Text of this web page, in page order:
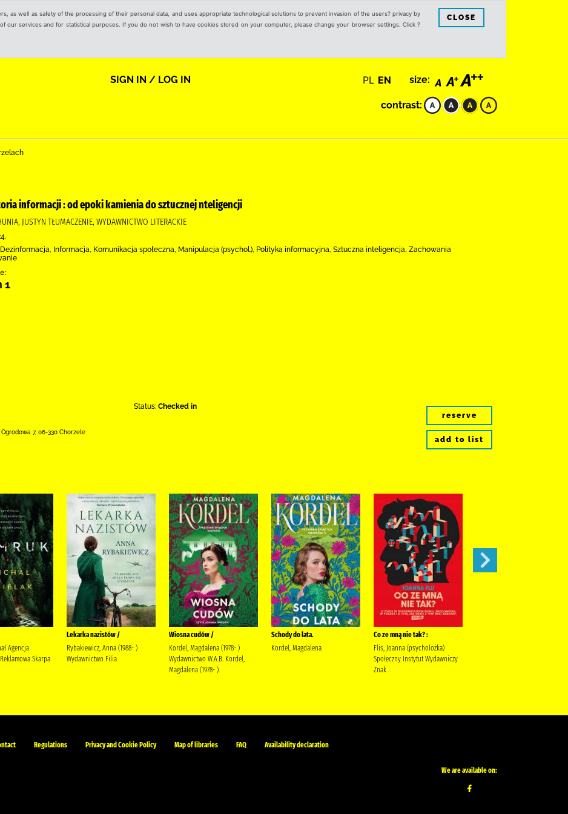
as well as safety of the processing of their personal data, and uses appropriate technological solutions to prevent invasion of the users? privacy by
our services and for statistical purposes. If you do not wish to have cookies stored on your computer, please change your browser settings. Click ?
CLOSE
SIGN IN / LOG IN PL EN size:
contrast:
informacji : od epoki kamienia do sztucznej nteligencji
JUSTYN TŁUMACZENIE, WYDAWNICTWO LITERACKIE
Informacja, Komunikacja społeczna, Manipulacja (psychol.), Polityka informacyjna, Sztuczna inteligencja, Zachowania
1
Status: Checked in
Ogrodowa 7, 06-330 Chorzele
reserve
add to list
Agencja
Skarpa
Lekarka nazistów /
Rybakiewicz, Anna (1988- )
Wydawnictwo Filia
Wiosna cudów /
Kordel, Magdalena (1978- )
Wydawnictwo W.A.B. Kordel,
Magdalena (1978- ).
Schody do lata.
Kordel, Magdalena
Co ze mną nie tak? :
Flis, Joanna (psycholożka)
Społeczny Instytut Wydawniczy
Znak
Regulations Privacy and Cookie Policy Map of libraries FAQ Availability declaration
We are available on: